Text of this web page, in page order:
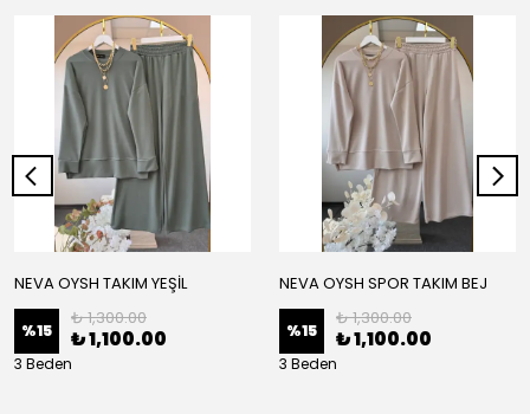
NEVA OYSH TAKIM YEŞİL
%15
₺ 1,300.00
₺ 1,100.00
3 Beden
NEVA OYSH SPOR TAKIM BEJ
%15
₺ 1,300.00
₺ 1,100.00
3 Beden